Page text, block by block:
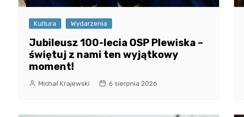
Kultura Wydarzenia
Jubileusz 100-lecia OSP Plewiska –
świętuj z nami ten wyjątkowy
moment!
Michał Krajewski 6 sierpnia 2026